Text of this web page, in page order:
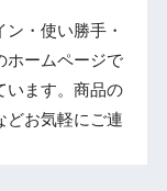
・使い勝手・
ホームページで
います。商品の
どお気軽にご連